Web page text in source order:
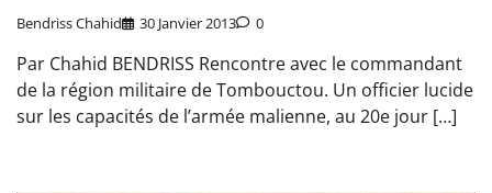
Bendriss Chahid 30 Janvier 2013 0
Par Chahid BENDRISS Rencontre avec le commandant
de la région militaire de Tombouctou. Un officier lucide
sur les capacités de l’armée malienne, au 20e jour […]